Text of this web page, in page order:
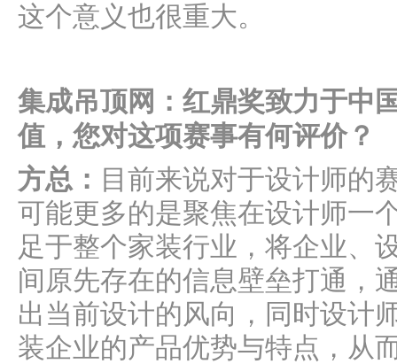
这个意义也很重大。
集成吊顶网：红鼎奖致力于中
值，您对这项赛事有何评价？
方总： 目前来说对于设计师的
可能更多的是聚焦在设计师一
足于整个家装行业，将企业、
间原先存在的信息壁垒打通，
出当前设计的风向，同时设计
装企业的产品优势与特点，从